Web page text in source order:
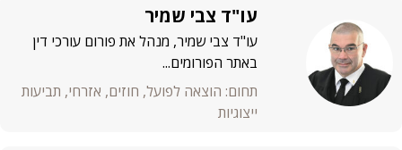
עו"ד צבי שמיר
עו"ד צבי שמיר, מנהל את פורום עורכי דין
באתר הפורומים...
תחום: הוצאה לפועל, חוזים, אזרחי, תביעות
ייצוגיות